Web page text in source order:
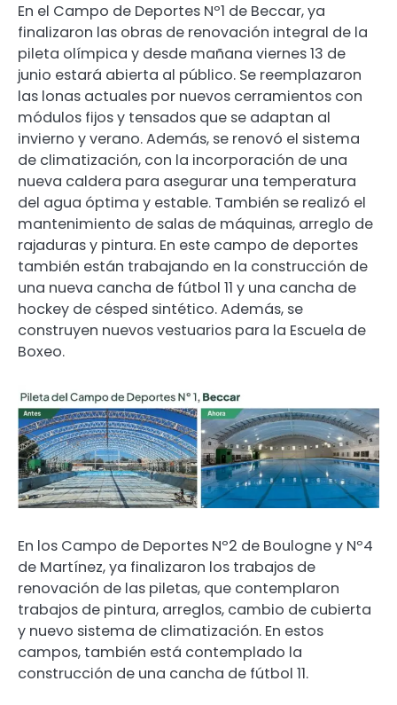
En el Campo de Deportes Nº1 de Beccar, ya
finalizaron las obras de renovación integral de la
pileta olímpica y desde mañana viernes 13 de
junio estará abierta al público. Se reemplazaron
las lonas actuales por nuevos cerramientos con
módulos fijos y tensados que se adaptan al
invierno y verano. Además, se renovó el sistema
de climatización, con la incorporación de una
nueva caldera para asegurar una temperatura
del agua óptima y estable. También se realizó el
mantenimiento de salas de máquinas, arreglo de
rajaduras y pintura. En este campo de deportes
también están trabajando en la construcción de
una nueva cancha de fútbol 11 y una cancha de
hockey de césped sintético. Además, se
construyen nuevos vestuarios para la Escuela de
Boxeo.
En los Campo de Deportes Nº2 de Boulogne y Nº4
de Martínez, ya finalizaron los trabajos de
renovación de las piletas, que contemplaron
trabajos de pintura, arreglos, cambio de cubierta
y nuevo sistema de climatización. En estos
campos, también está contemplado la
construcción de una cancha de fútbol 11.